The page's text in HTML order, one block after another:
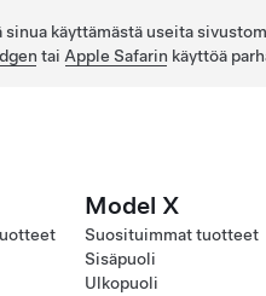
käyttämästä useita
tai Apple Safarin käyttöä
Model X
Suosituimmat tuotteet
Sisäpuoli
Ulkopuoli